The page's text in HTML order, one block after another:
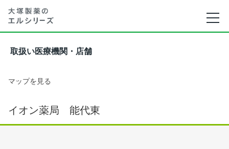
取扱い医療機関・店舗
マップを見る
イオン薬局 能代東